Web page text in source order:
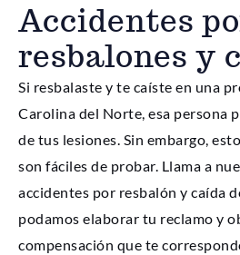
Accidentes
resbalones y
Si resbalaste y te caíste en una
Carolina del Norte, esa persona
de tus lesiones. Sin embargo,
son fáciles de probar. Llama a
accidentes por resbalón y caída
podamos elaborar tu reclamo y
compensación que te